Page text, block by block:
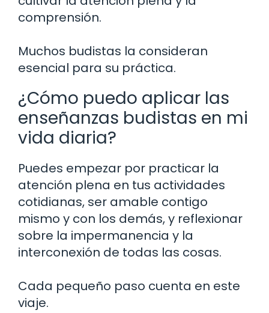
comprensión.
Muchos budistas la consideran
esencial para su práctica.
¿Cómo puedo aplicar las
enseñanzas budistas en mi
vida diaria?
Puedes empezar por practicar la
atención plena en tus actividades
cotidianas, ser amable contigo
mismo y con los demás, y reflexionar
sobre la impermanencia y la
interconexión de todas las cosas.
Cada pequeño paso cuenta en este
viaje.